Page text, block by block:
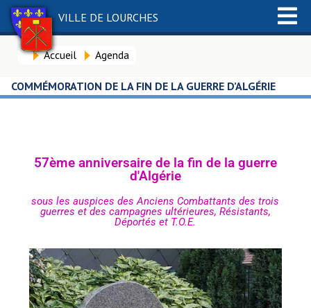
VILLE DE LOURCHES
Accueil Agenda
COMMÉMORATION DE LA FIN DE LA GUERRE D’ALGÉRIE
57ème anniversaire de la fin de la guerre
d'Algérie
sous les auspices des Anciens Combattants des trois
guerres et des campagnes ultérieures, Résistants,
Déportés et T.O.E.